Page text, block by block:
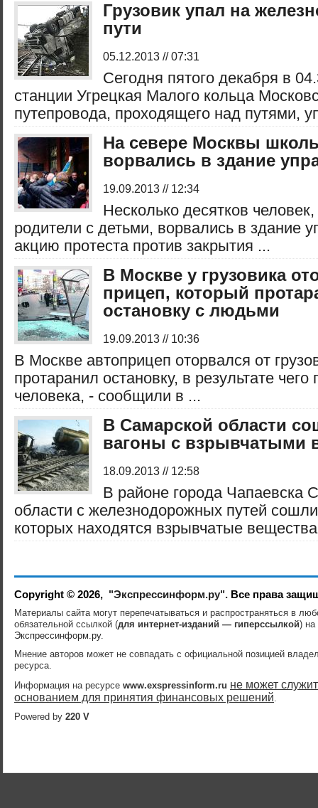
Грузовик упал на
пути
05.12.2013 // 07:31
Сегодня пятого декабря в
станции Угрецкая Малого кольца
путепровода, проходящего над путями,
На севере Москвы
ворвались в здание
19.09.2013 // 12:34
Несколько десятков
родители с детьми, ворвались в здание
акцию протеста против закрытия ...
В Москве у грузовика
прицеп, который
остановку с людьми
19.09.2013 // 10:36
В Москве автоприцеп оторвался от
протаранил остановку, в результате чего
человека, - сообщили в ...
В Самарской области
вагоны с взрывчатыми
18.09.2013 // 12:58
В районе города Чапаевска
области с железнодорожных путей
которых находятся взрывчатые
Copyright © 2026, "Экспрессинформ.ру". Все права
Материалы сайта могут перепечатываться и распространяться в
обязательной ссылкой (для интернет-изданий — гиперссылкой) на
Экспрессинформ.ру.
Мнение авторов может не совпадать с официальной позицией
ресурса.
Информация на ресурсе www.exspressinform.ru не может
основанием для принятия финансовых решений.
Powered by 220 V